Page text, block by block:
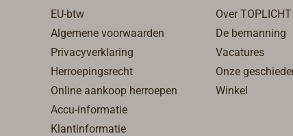
schacht: Ø 14
mmHoogte: 108
mmAandrijfstuk/sleuflip: 40
mmOpmerking: De sleutel
op dek- en tankafsluitingen
actuele TOPLICHT-
EU-btw
Algemene voorwaarden
Privacyverklaring
Herroepingsrecht
Online aankoop herroepen
Accu-informatie
Klantinformatie
Over TOPLICHT
De bemanning
Vacatures
Onze
Winkel